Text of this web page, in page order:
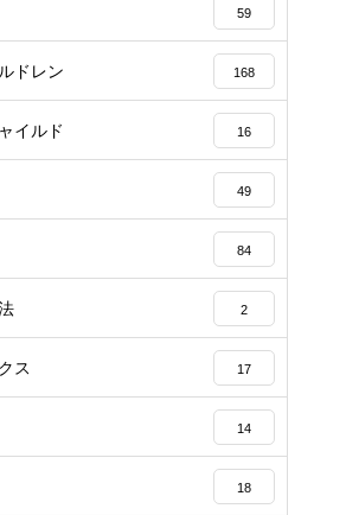
59
ドレン 168
イルド 16
49
84
2
ス 17
14
18